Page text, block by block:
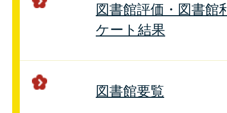
図書館評価・図書館
ケート結果
図書館要覧